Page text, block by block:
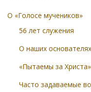
О «Голосе мучеников»
56 лет служения
О наших основателях
«Пытаемы за Христа»
Часто задаваемые